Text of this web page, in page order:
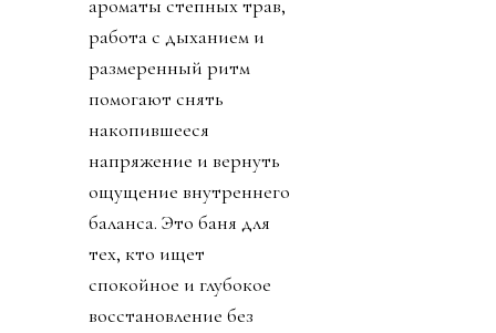
ароматы степных трав,
работа с дыханием и
размеренный ритм
помогают снять
накопившееся
напряжение и вернуть
ощущение внутреннего
баланса. Это баня для
тех, кто ищет
спокойное и глубокое
восстановление без